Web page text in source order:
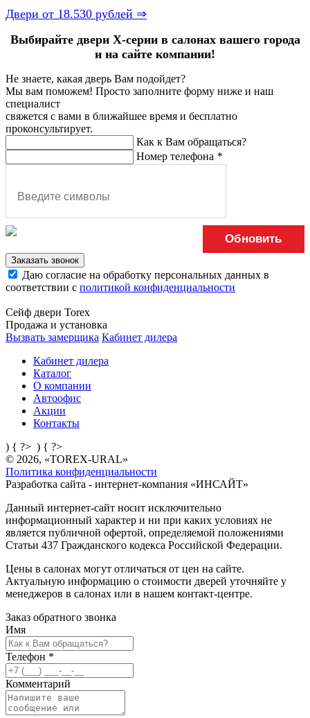
Двери от 18.530 рублей ⇒
Выбирайте двери Х-серии в салонах вашего города
и на сайте компании!
Не знаете, какая дверь Вам подойдет?
Мы вам поможем! Просто заполните форму ниже и наш
специалист
свяжется с вами в ближайшее время и бесплатно
проконсультирует.
Как к Вам обращаться?
Номер телефона *
Обновить
Заказать звонок
Даю согласие на обработку персональных данных в
соответствии с политикой конфиденциальности
Сейф двери Torex
Продажа и установка
Вызвать замерщика Кабинет дилера
Кабинет дилера
Каталог
О компании
Автоофис
Акции
Контакты
) { ?> ) { ?>
© 2026, «TOREX-URAL»
Политика конфиденциальности
Разработка сайта - интернет-компания «ИНСАЙТ»
Данный интернет-сайт носит исключительно
информационный характер и ни при каких условиях не
является публичной офертой, определяемой положениями
Статьи 437 Гражданского кодекса Российской Федерации.
Цены в салонах могут отличаться от цен на сайте.
Актуальную информацию о стоимости дверей уточняйте у
менеджеров в салонах или в нашем контакт-центре.
Заказ обратного звонка
Имя
Телефон *
Комментарий